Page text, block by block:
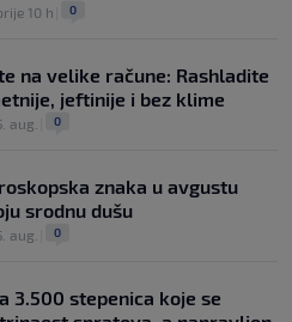
10 h 0
na velike račune: Rashladite
jeftinije i bez klime
aug. 0
znaka u avgustu
srodnu dušu
aug. 0
3.500 stepenica koje se